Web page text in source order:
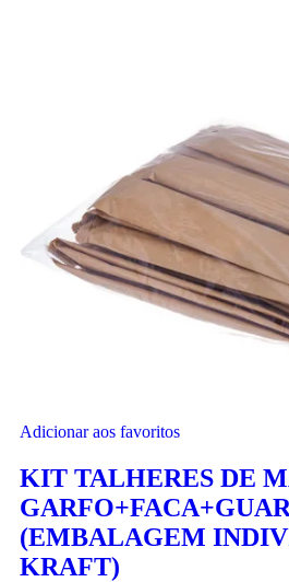
Adicionar aos favoritos
KIT TALHERES DE
(EMBALAGEM
KRAFT)